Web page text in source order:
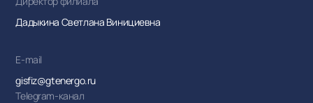
Дадыкина Светлана Винициевна
E-mail
gisfiz@gtenergo.ru
Telegram-канал